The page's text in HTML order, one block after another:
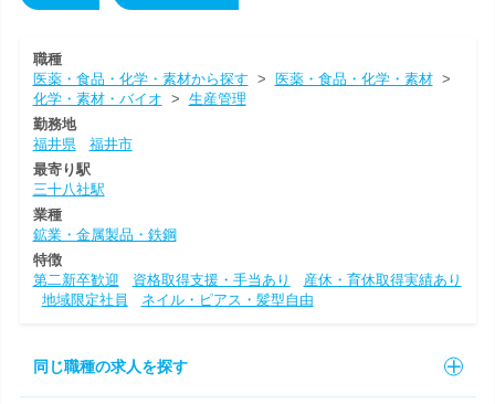
職種
医薬・食品・化学・素材から探す > 医薬・食品・化学・素材>
化学・素材・バイオ > 生産管理
勤務地
福井県
福井市
最寄り駅
三十八社駅
業種
鉱業・金属製品・鉄鋼
特徴
第二新卒歓迎
資格取得支援・手当あり
産休・育休取得実績あり
地域限定社員
ネイル・ピアス・髪型自由
同じ職種の求人を探す